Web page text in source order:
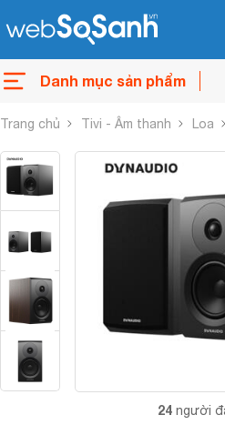
Danh mục sản phẩm
Trang chủ Tivi - Âm thanh Loa
24 người